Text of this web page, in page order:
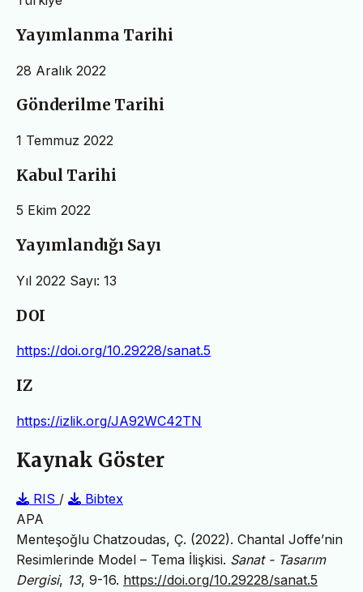
Yayımlanma Tarihi
28 Aralık 2022
Gönderilme Tarihi
1 Temmuz 2022
Kabul Tarihi
5 Ekim 2022
Yayımlandığı Sayı
Yıl 2022 Sayı: 13
DOI
https://doi.org/10.29228/sanat.5
IZ
https://izlik.org/JA92WC42TN
Kaynak Göster
RIS /
Bibtex
APA
Menteşoğlu Chatzoudas, Ç. (2022). Chantal Joffe’nin
Resimlerinde Model – Tema İlişkisi. Sanat - Tasarım
Dergisi, 13, 9-16. https://doi.org/10.29228/sanat.5